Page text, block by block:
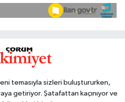
temasıyla sizleri buluştururken,
getiriyor. Şatafattan kaçınıyor ve